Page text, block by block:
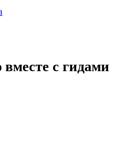
с гидами